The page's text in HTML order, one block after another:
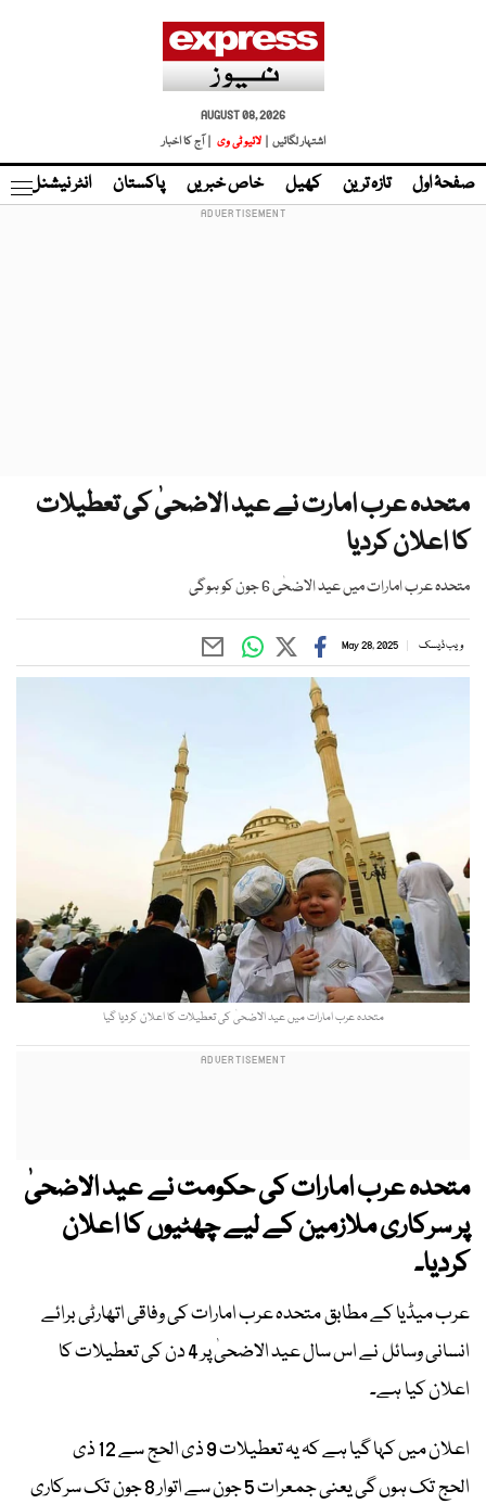
AUGUST 08, 2026
اشتہار لگائیں |
لائیو ٹی وی | آج کا اخبار
صفحۂ اول تازہ ترین کھیل خاص خبریں پاکستان انٹر نیشنل
متحدہ عرب امارت نے عید الاضحیٰ کی تعطیلات
کا اعلان کردیا
متحدہ عرب امارات میں عید الاضحٰی 6 جون کو ہوگی
ویب ڈیسک May 28, 2025
متحدہ عرب امارات میں عید الاضحیٰ کی تعطیلات کا اعلان کردیا گیا
متحدہ عرب امارات کی حکومت نے عید الاضحیٰ
پر سرکاری ملازمین کے لیے چھٹیوں کا اعلان
کردیا۔
عرب میڈیا کے مطابق متحدہ عرب امارات کی وفاقی اتھارٹی برائے
انسانی وسائل نے اس سال عید الاضحیٰ پر 4 دن کی تعطیلات کا
اعلان کیا ہے۔
اعلان میں کہا گیا ہے کہ یہ تعطیلات 9 ذی الحج سے 12 ذی
الحج تک ہوں گی یعنی جمعرات 5 جون سے اتوار 8 جون تک سرکاری